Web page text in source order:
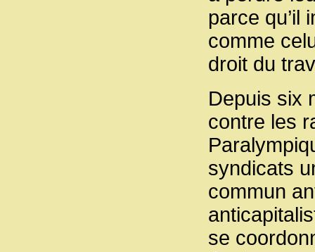
parce qu’il
comme
droit du
Depuis six
contre les
syndicats
commun
se